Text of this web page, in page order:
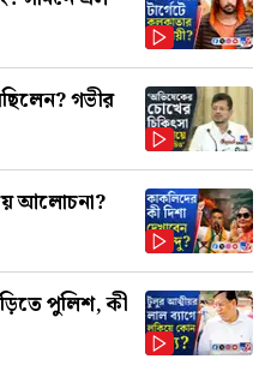
গভীর
আলোচনা?
পুলিশ, কী